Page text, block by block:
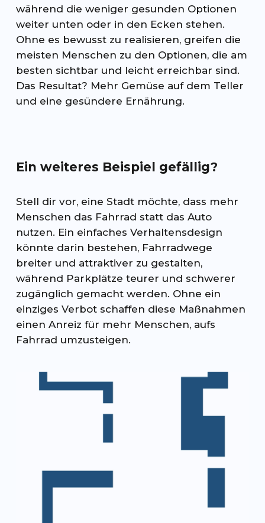
während die weniger gesunden Optionen
weiter unten oder in den Ecken stehen.
Ohne es bewusst zu realisieren, greifen die
meisten Menschen zu den Optionen, die am
besten sichtbar und leicht erreichbar sind.
Das Resultat? Mehr Gemüse auf dem Teller
und eine gesündere Ernährung.
Ein weiteres Beispiel gefällig?
Stell dir vor, eine Stadt möchte, dass mehr
Menschen das Fahrrad statt das Auto
nutzen. Ein einfaches Verhaltensdesign
könnte darin bestehen, Fahrradwege
breiter und attraktiver zu gestalten,
während Parkplätze teurer und schwerer
zugänglich gemacht werden. Ohne ein
einziges Verbot schaffen diese Maßnahmen
einen Anreiz für mehr Menschen, aufs
Fahrrad umzusteigen.